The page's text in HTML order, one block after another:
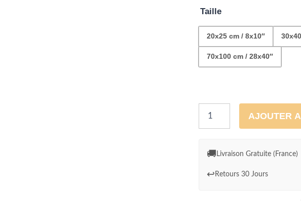
Taille
20x25 cm / 8x10″
70x100 cm / 28x40″
Fleur
abstraite
AJOUTER
🚚 Livraison Gratuite (France)
↩️ Retours 30 Jours